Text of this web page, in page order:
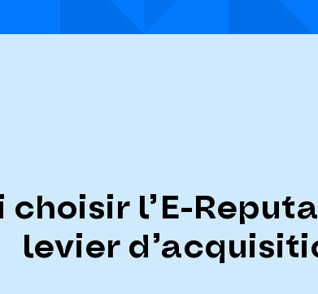
choisir l’E-
levier